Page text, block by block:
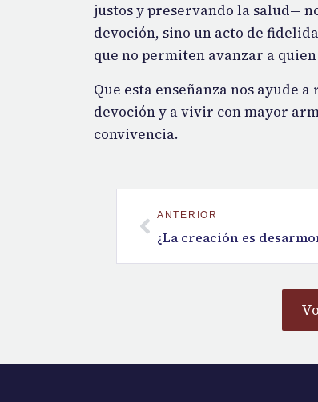
justos y preservando la salud—
devoción, sino un acto de
que no permiten avanzar a
Que esta enseñanza nos ayude
devoción y a vivir con mayor
convivencia.
ANTERIOR
¿La creación es